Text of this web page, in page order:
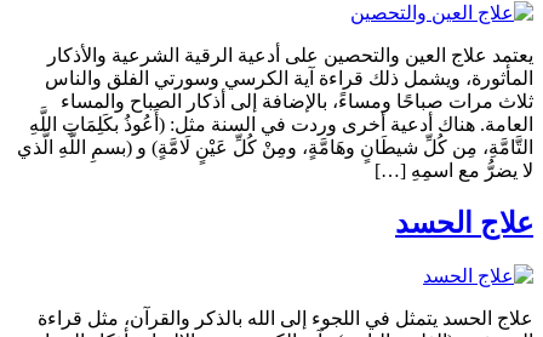
يعتمد علاج العين والتحصين على أدعية الرقية الشرعية والأذكار
المأثورة، ويشمل ذلك قراءة آية الكرسي وسورتي الفلق والناس
ثلاث مرات صباحًا ومساءً، بالإضافة إلى أذكار الصباح والمساء
العامة. هناك أدعية أخرى وردت في السنة مثل: (أَعُوذُ بكَلِمَاتِ اللَّهِ
التَّامَّةِ، مِن كُلِّ شيطَانٍ وهَامَّةٍ، ومِنْ كُلِّ عَيْنٍ لَامَّةٍ) و (بسمِ اللَّهِ الَّذي
لا يضرُّ مع اسمِهِ […]
علاج الحسد
علاج الحسد يتمثل في اللجوء إلى الله بالذكر والقرآن، مثل قراءة